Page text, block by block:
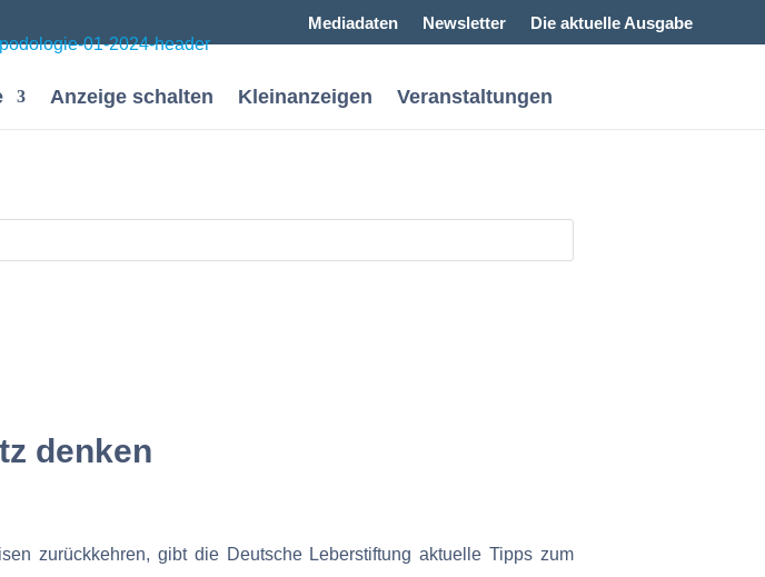
Mediadaten Newsletter Die aktuelle Ausgabe
Anzeige schalten Kleinanzeigen Veranstaltungen
denken
zurückkehren, gibt die Deutsche Leberstiftung aktuelle Tipps zum